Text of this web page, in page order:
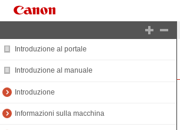
Introduzione al portale
Introduzione al manuale
Introduzione
Informazioni sulla macchina